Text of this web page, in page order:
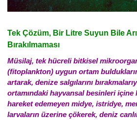
Tek Çözüm, Bir Litre Suyun Bile
Bırakılmaması
Müsilaj, tek hücreli bitkisel
(fitoplankton) uygun ortam
artarak, denize salgılarını
ortamındaki hayvansal besinleri içine
hareket edemeyen midye, istridye,
larvaların üzerine çökerek, deniz